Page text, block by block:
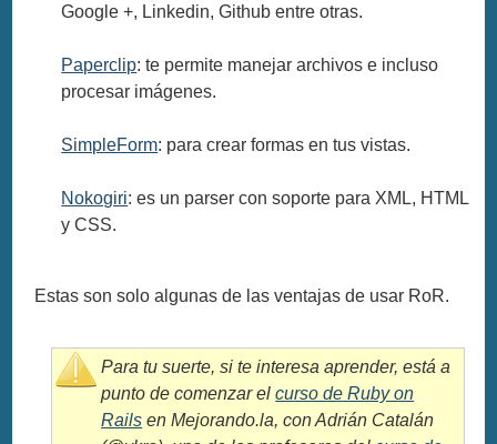
Google +, Linkedin, Github entre otras.
Paperclip: te permite manejar archivos e incluso
procesar imágenes.
SimpleForm: para crear formas en tus vistas.
Nokogiri: es un parser con soporte para XML, HTML
y CSS.
Estas son solo algunas de las ventajas de usar RoR.
Para tu suerte, si te interesa aprender, está a
punto de comenzar elcurso de Ruby on
Rails en Mejorando.la, con Adrián Catalán